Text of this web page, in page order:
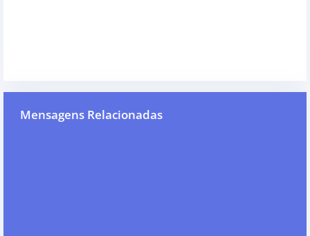
Mensagens Relacionadas